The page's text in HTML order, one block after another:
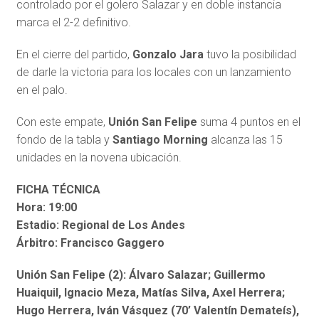
controlado por el golero Salazar y en doble instancia
marca el 2-2 definitivo.
En el cierre del partido, Gonzalo Jaratuvo la posibilidad
de darle la victoria para los locales con un lanzamiento
en el palo.
Con este empate, Unión San Felipe suma 4 puntos en el
fondo de la tabla y Santiago Morning alcanza las 15
unidades en la novena ubicación.
FICHA TÉCNICA
Hora: 19:00
Estadio: Regional de Los Andes
Árbitro: Francisco Gaggero
Unión San Felipe (2): Álvaro Salazar; Guillermo
Huaiquil, Ignacio Meza, Matías Silva, Axel Herrera;
Hugo Herrera, Iván Vásquez (70’ Valentín Demateís),